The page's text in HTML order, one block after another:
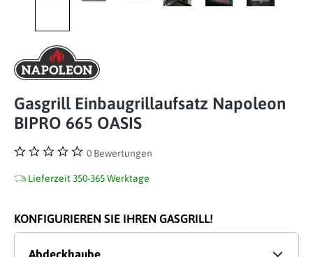
Gasgrill Einbaugrillaufsatz Napoleon
BIPRO 665 OASIS
0 Bewertungen
Lieferzeit 350-365 Werktage
KONFIGURIEREN SIE IHREN GASGRILL!